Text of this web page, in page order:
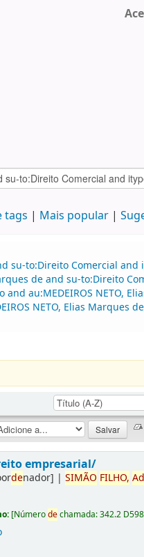
tags Mais popular
to:Direito Comercial and
de and su-to:Direito
au:MEDEIROS NETO,
NETO, Elias Marques
empresarial/
denador] |SIMÃO FILHO,
[Númerodechamada:342.2 D598